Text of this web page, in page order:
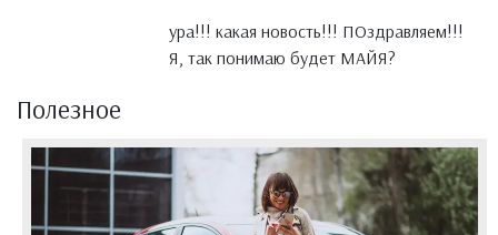
ура!!! какая новость!!! ПОздравляем!!!
Я, так понимаю будет МАЙЯ?
Полезное